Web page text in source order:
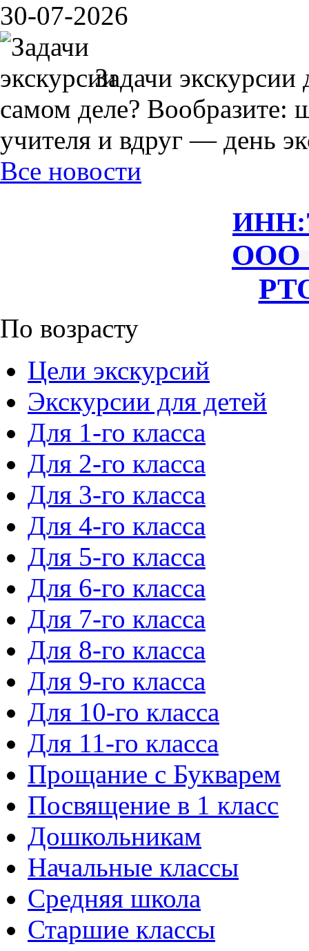
30-07-2026
Задачи
самом деле? Вообразите:
учителя и вдруг — день
Все новости
ИНН:
ООО
По возрасту
Цели экскурсий
Экскурсии для детей
Для 1-го класса
Для 2-го класса
Для 3-го класса
Для 4-го класса
Для 5-го класса
Для 6-го класса
Для 7-го класса
Для 8-го класса
Для 9-го класса
Для 10-го класса
Для 11-го класса
Прощание с Букварем
Посвящение в 1 класс
Дошкольникам
Начальные классы
Средняя школа
Старшие классы